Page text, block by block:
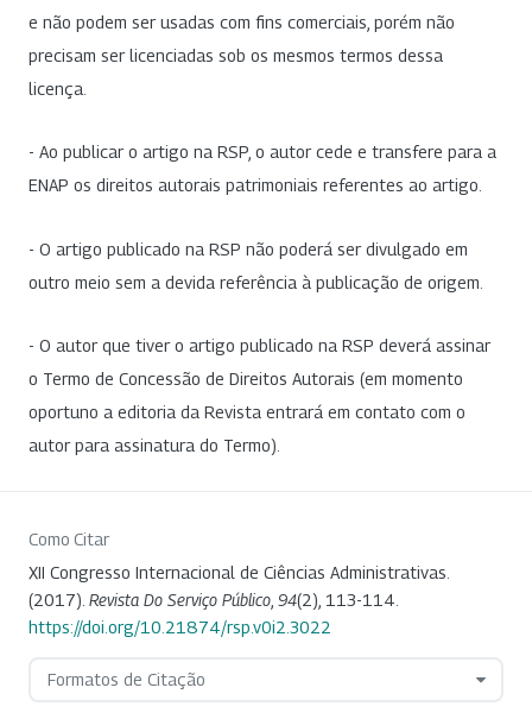
e não podem ser usadas com fins comerciais, porém não
precisam ser licenciadas sob os mesmos termos dessa
licença.
- Ao publicar o artigo na RSP, o autor cede e transfere para a
ENAP os direitos autorais patrimoniais referentes ao artigo.
- O artigo publicado na RSP não poderá ser divulgado em
outro meio sem a devida referência à publicação de origem.
- O autor que tiver o artigo publicado na RSP deverá assinar
o Termo de Concessão de Direitos Autorais (em momento
oportuno a editoria da Revista entrará em contato com o
autor para assinatura do Termo).
Como Citar
XII Congresso Internacional de Ciências Administrativas.
(2017). Revista Do Serviço Público 94(2), 113-114.
https://doi.org/10.21874/rsp.v0i2.3022
Formatos de Citação